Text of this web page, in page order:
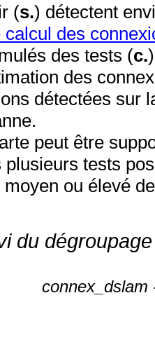
(s.) détectent
calcul des
des tests (c.
des
détectées sur
peut être
tests
ou élevé
du
connex_dslam